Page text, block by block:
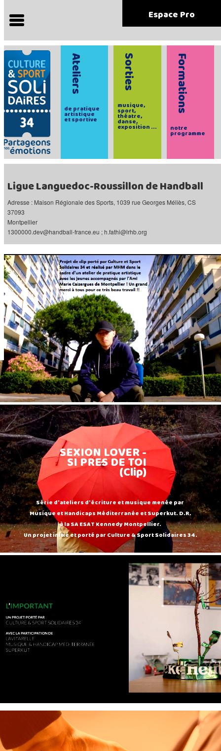
Espace Pro
Ateliers
de pratique
artistique
et sportive
Sorties
musique,
sport,
théatre,
danse,
exposition ...
Formations
notre
programme
Ligue Languedoc-Roussillon de Handball
Adresse : Maison Régionale des Sports, 1039 rue Georges Méliès, CS
37093
Montpellier
1300000.dev@handball-france.eu ; h.fathi@lrhb.org
SEXION LOVER -
SI PRES DE TOI
(Clip)
Série d'ateliers d'écriture et musique menée par
Musique et Handicaps Méditerranée et Superkut. D.R.
à la SA ESAT Kennedy Montpellier.
Un projet initié et porté par Culture & Sport Solidaires 34.